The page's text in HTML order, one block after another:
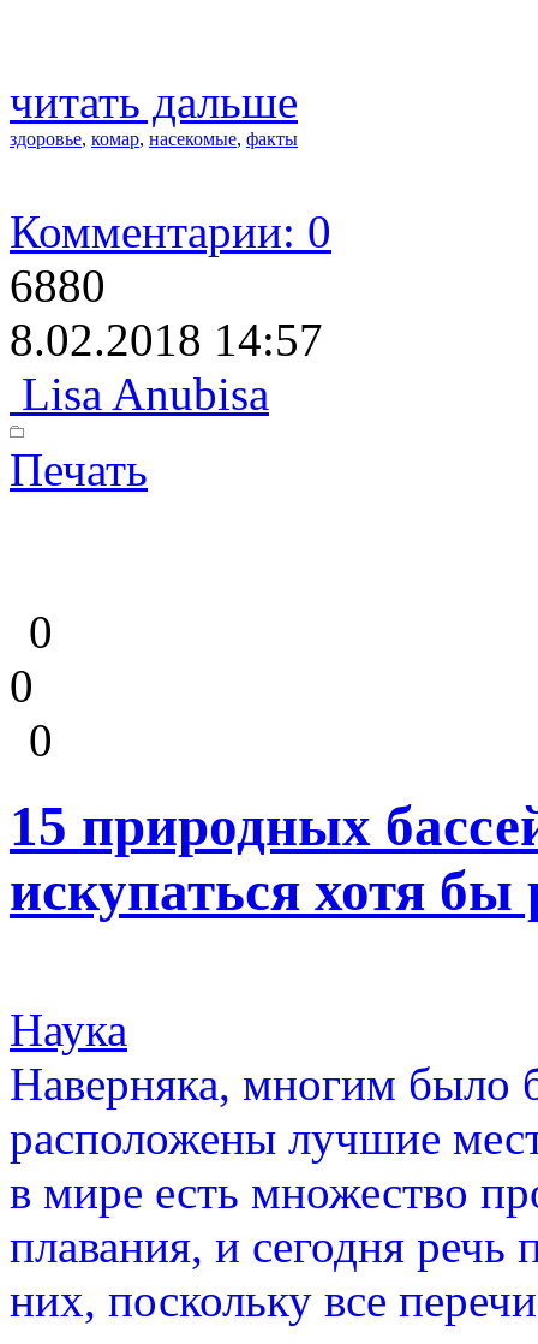
читать дальше
здоровье, комар, насекомые, факты
Комментарии: 0
6880
8.02.2018 14:57
Lisa Anubisa
Печать
0
0
0
15 природных
искупаться хотя бы
Наука
Наверняка, многим было
расположены лучшие
в мире есть множество
плавания, и сегодня речь
них, поскольку все